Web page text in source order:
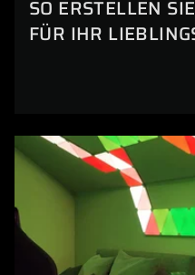
SO ERSTELLEN
FÜR IHR